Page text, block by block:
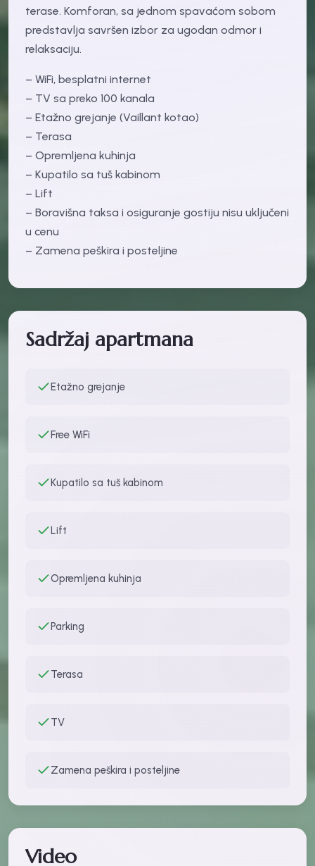
terase. Komforan, sa jednom spavaćom sobom
predstavlja savršen izbor za ugodan odmor i
relaksaciju.
– WiFi, besplatni internet
– TV sa preko 100 kanala
– Etažno grejanje (Vaillant kotao)
– Terasa
– Opremljena kuhinja
– Kupatilo sa tuš kabinom
– Lift
– Boravišna taksa i osiguranje gostiju nisu uključeni
u cenu
– Zamena peškira i posteljine
Sadržaj apartmana
Etažno grejanje
Free WiFi
Kupatilo sa tuš kabinom
Lift
Opremljena kuhinja
Parking
Terasa
TV
Zamena peškira i posteljine
Video